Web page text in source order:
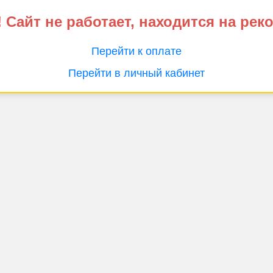
не работает, находится на
Перейти к оплате
Перейти в личный кабинет